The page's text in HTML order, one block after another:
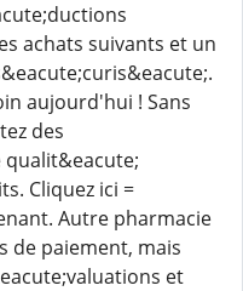
achats suivants et un
aujourd'hui ! Sans
des
Cliquez ici =
Autre pharmacie
de paiement, mais
et